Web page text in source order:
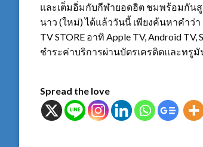
และเต็มอิ่มกับกีฬายอดฮิต ชมพร้อมกัน
นาว (ใหม่) ได้แล้ววันนี้ เพียงค้นหาคำว่า
TV STORE อาทิ Apple TV, Android
ชำระค่าบริการผ่านบัตรเครดิตและทรู
Spread the love